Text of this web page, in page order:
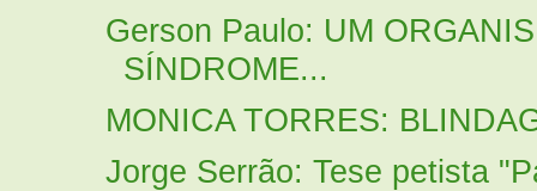
Gerson Paulo: UM
SÍNDROME...
MONICA TORRES:
Jorge Serrão: Tese petista